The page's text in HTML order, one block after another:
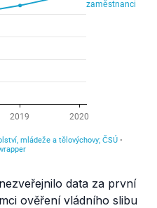
data za první
ověření vládního slibu